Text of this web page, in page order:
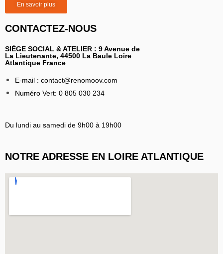
En savoir plus
CONTACTEZ-NOUS
SIÈGE SOCIAL & ATELIER : 9 Avenue de
La Lieutenante, 44500 La Baule Loire
Atlantique France
E-mail : contact@renomoov.com
Numéro Vert: 0 805 030 234
Du lundi au samedi de 9h00 à 19h00
NOTRE ADRESSE EN LOIRE ATLANTIQUE